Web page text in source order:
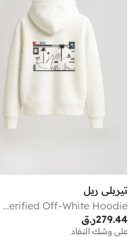
تيربلي ريل
ABU DHABI Verified Off-White Hoodie
ر.ق279.44
على وشك النفاد